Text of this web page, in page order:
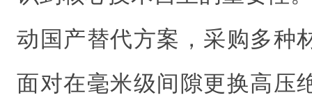
动国产替代方案，采购多种
面对在毫米级间隙更换高压